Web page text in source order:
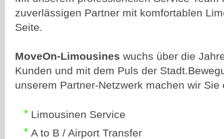
zuverlässigen Partner mit komfortablen
Seite.
MoveOn-Limousines wuchs über die
Kunden und mit dem Puls der
unserem Partner-Netzwerk machen wir Sie
Limousinen Service
A to B / Airport Transfer